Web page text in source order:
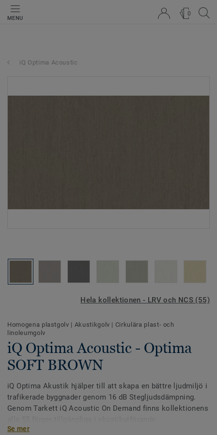
MENU
0
iQ Optima Acoustic
Hela kollektionen - LRV och NCS (55)
Homogena plastgolv | Akustikgolv | Cirkulära plast- och
linoleumgolv
iQ Optima Acoustic - Optima
SOFT BROWN
iQ Optima Akustik hjälper till att skapa en bättre ljudmiljö i
trafikerade byggnader genom 16 dB Stegljudsdämpning.
Genom Tarkett iQ Acoustic On Demand finns kollektionens
Se mer